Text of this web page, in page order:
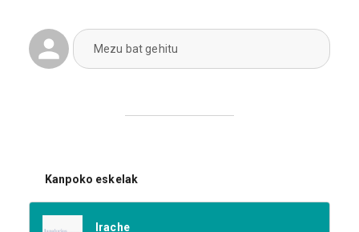
Mezu bat gehitu
Kanpoko eskelak
Irache